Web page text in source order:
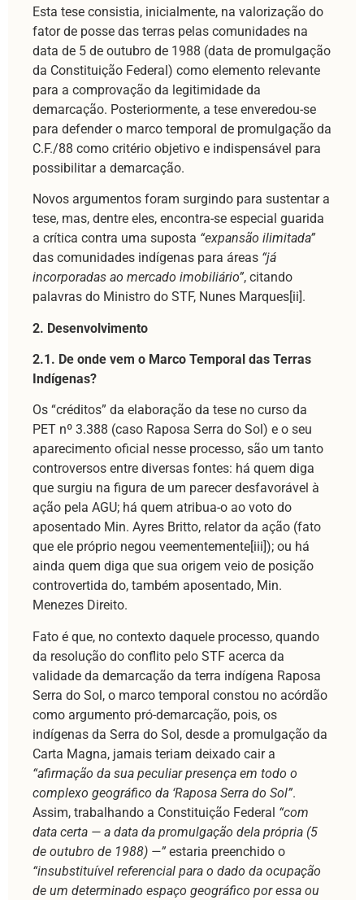
Esta tese consistia, inicialmente, na valorização do
fator de posse das terras pelas comunidades na
data de 5 de outubro de 1988 (data de promulgação
da Constituição Federal) como elemento relevante
para a comprovação da legitimidade da
demarcação. Posteriormente, a tese enveredou-se
para defender o marco temporal de promulgação da
C.F./88 como critério objetivo e indispensável para
possibilitar a demarcação.
Novos argumentos foram surgindo para sustentar a
tese, mas, dentre eles, encontra-se especial guarida
a crítica contra uma suposta “expansão ilimitada”
das comunidades indígenas para áreas “já
incorporadas ao mercado imobiliário”, citando
palavras do Ministro do STF, Nunes Marques[ii].
2. Desenvolvimento
2.1. De onde vem o Marco Temporal das Terras
Indígenas?
Os “créditos” da elaboração da tese no curso da
PET nº 3.388 (caso Raposa Serra do Sol) e o seu
aparecimento oficial nesse processo, são um tanto
controversos entre diversas fontes: há quem diga
que surgiu na figura de um parecer desfavorável à
ação pela AGU; há quem atribua-o ao voto do
aposentado Min. Ayres Britto, relator da ação (fato
que ele próprio negou veementemente[iii]); ou há
ainda quem diga que sua origem veio de posição
controvertida do, também aposentado, Min.
Menezes Direito.
Fato é que, no contexto daquele processo, quando
da resolução do conflito pelo STF acerca da
validade da demarcação da terra indígena Raposa
Serra do Sol, o marco temporal constou no acórdão
como argumento pró-demarcação, pois, os
indígenas da Serra do Sol, desde a promulgação da
Carta Magna, jamais teriam deixado cair a
“afirmação da sua peculiar presença em todo o
complexo geográfico da ‘Raposa Serra do Sol”.
Assim, trabalhando a Constituição Federal “com
data certa — a data da promulgação dela própria (5
de outubro de 1988) —” estaria preenchido o
“insubstituível referencial para o dado da ocupação
de um determinado espaço geográfico por essa ou